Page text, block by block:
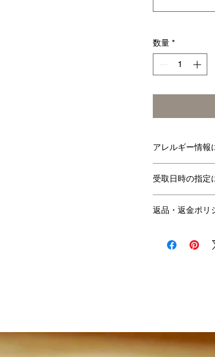
数量 *
アレルギー情報
小麦 乳
受取日時の指定
す。
ております。
営業日：
返品・返金ポリ
せて頂きま
金の対象外
了承お願い致